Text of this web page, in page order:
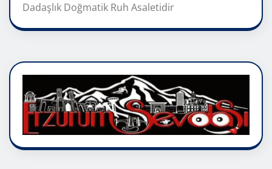
Dadaşlık Doğmatik Ruh Asaletidir